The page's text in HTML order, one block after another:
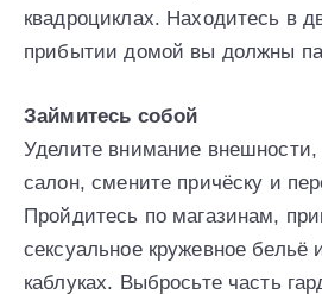
квадроциклах. Находитесь в
прибытии домой вы должны
Займитесь собой
Уделите внимание
салон, смените причёску и
Пройдитесь по магазинам,
сексуальное кружевное
каблуках. Выбросьте часть